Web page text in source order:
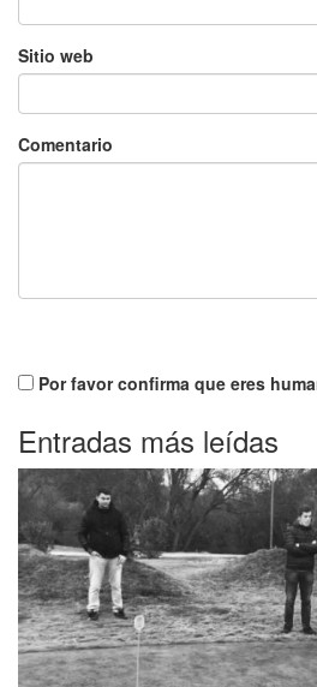
Sitio web
Comentario
Por favor confirma que eres
Entradas más leídas